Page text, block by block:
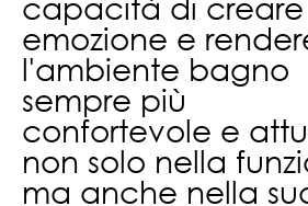
emozione e
l'ambiente bagno
sempre più
confortevole e
non solo nella
ma anche nella